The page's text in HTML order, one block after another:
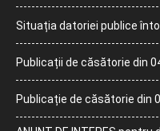
Situația datoriei publice
Publicații de căsătorie din
Publicație de căsătorie din